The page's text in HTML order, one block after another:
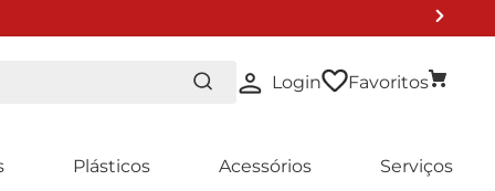
Login Favoritos
Plásticos Acessórios Serviços